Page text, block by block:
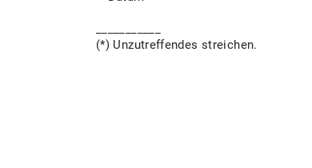
(*) Unzutreffendes streichen.